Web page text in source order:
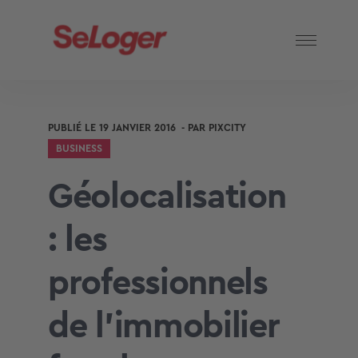
PUBLIÉ LE 19 JANVIER 2016 - PAR PIXCITY
BUSINESS
Géolocalisation
: les
professionnels
de l’immobilier